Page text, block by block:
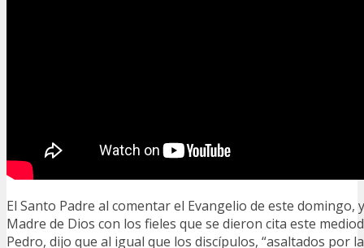
El Santo Padre al comentar el Evangelio de este domingo,
Madre de Dios con los fieles que se dieron cita este
Pedro, dijo que al igual que los discípulos, “asaltados por